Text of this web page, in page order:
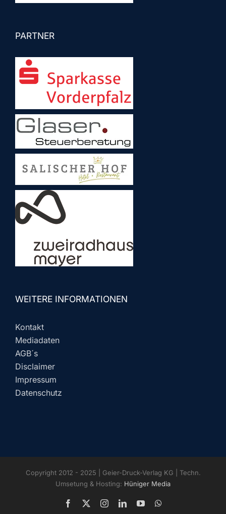
PARTNER
WEITERE INFORMATIONEN
Kontakt
Mediadaten
AGB´s
Disclaimer
Impressum
Datenschutz
Copyright 2012 - 2025 | Geier-Druck-Verlag KG | Techn.
Umsetung & Hosting: Hüniger Media
Facebook InstagramLinkedInYouTube